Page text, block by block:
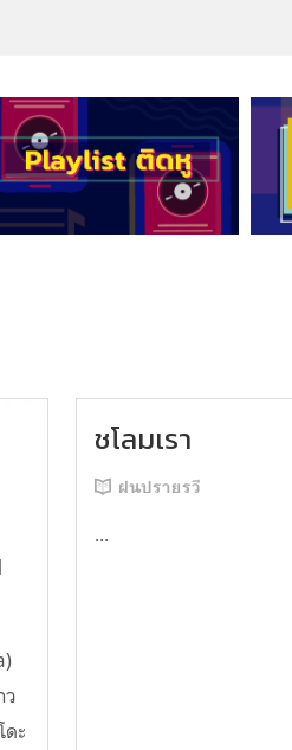
ว
ดะ
ชโลมเรา
ฝนปรายรวี
...